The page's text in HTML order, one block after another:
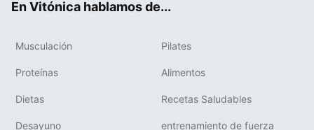
En Vitónica hablamos de...
Musculación Pilates
Proteínas Alimentos
Dietas Recetas Saludables
Desayuno entrenamiento de fuerza